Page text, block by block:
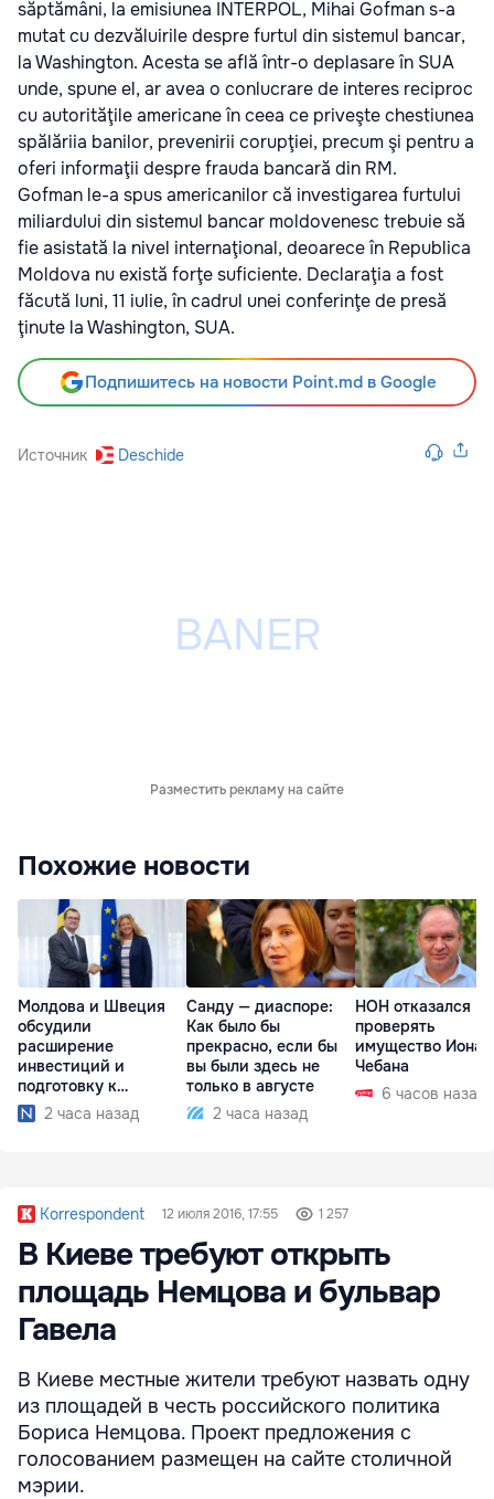
săptămâni, la emisiunea INTERPOL, Mihai Gofman s-a
mutat cu dezvăluirile despre furtul din sistemul bancar,
la Washington. Acesta se află într-o deplasare în SUA
unde, spune el, ar avea o conlucrare de interes reciproc
cu autorităţile americane în ceea ce priveşte chestiunea
spălăriia banilor, prevenirii corupţiei, precum şi pentru a
oferi informaţii despre frauda bancară din RM.
Gofman le-a spus americanilor că investigarea furtului
miliardului din sistemul bancar moldovenesc trebuie să
fie asistată la nivel internaţional, deoarece în Republica
Moldova nu există forţe suficiente. Declaraţia a fost
făcută luni, 11 iulie, în cadrul unei conferinţe de presă
ţinute la Washington, SUA.
Подпишитесь на новости Point.md в Google
Источник Deschide
Разместить рекламу на сайте
Похожие новости
Молдова и Швеция
обсудили
расширение
инвестиций и
подготовку к
отопительному
сезону
2 часа назад
Санду — диаспоре:
Как было бы
прекрасно, если бы
вы были здесь не
только в августе
2 часа назад
НОН отказался
проверять
имущество Иона
Чебана
6 часов назад
Korrespondent 12 июля 2016, 17:55 1 257
В Киеве требуют открыть
площадь Немцова и бульвар
Гавела
В Киеве местные жители требуют назвать одну
из площадей в честь российского политика
Бориса Немцова. Проект предложения с
голосованием размещен на сайте столичной
мэрии.